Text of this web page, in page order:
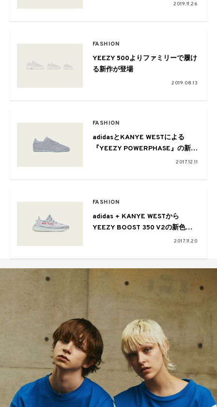
2019.11.26
FASHION
YEEZY 500よりファミリーで履け
る新作が登場
2019.08.13
FASHION
adidasとKANYE WESTによる
『YEEZY POWERPHASE』の新
2017.12.11
FASHION
adidas + KANYE WESTから
YEEZY BOOST 350 V2の新色が
2017.11.20